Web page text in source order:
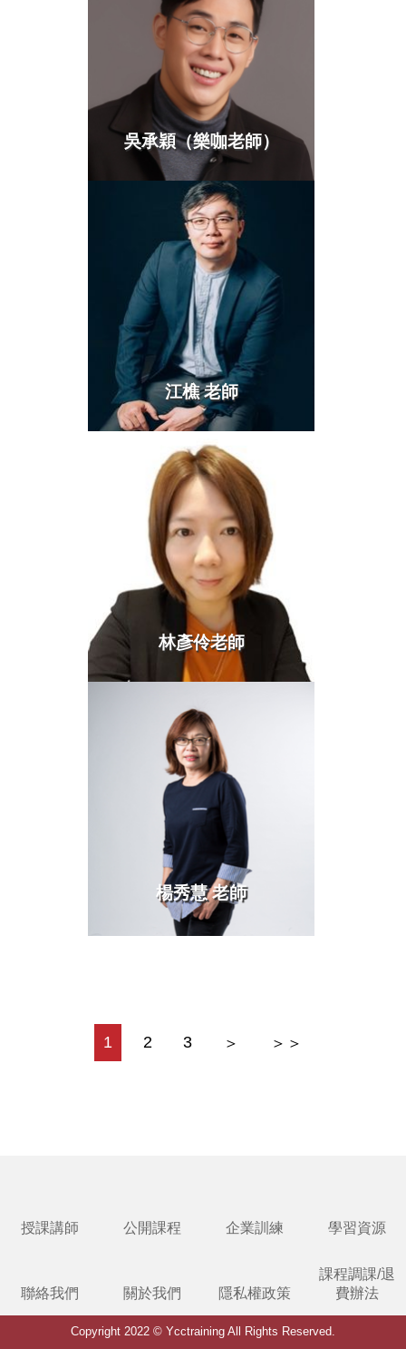
吳承穎（樂咖老師）
more >
江樵 老師
more >
林彥伶老師
more >
楊秀慧 老師
more >
1 2 3 ＞ ＞＞
授課講師 公開課程 企業訓練 學習資源
聯絡我們 關於我們 隱私權政策
課程調課/退
費辦法
Copyright 2022 © Ycctraining All Rights Reserved.